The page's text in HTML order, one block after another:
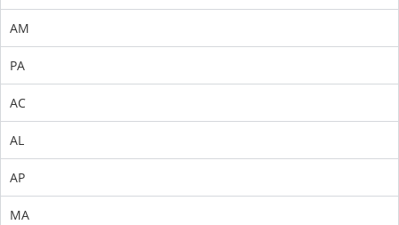
AM
PA
AC
AL
AP
MA